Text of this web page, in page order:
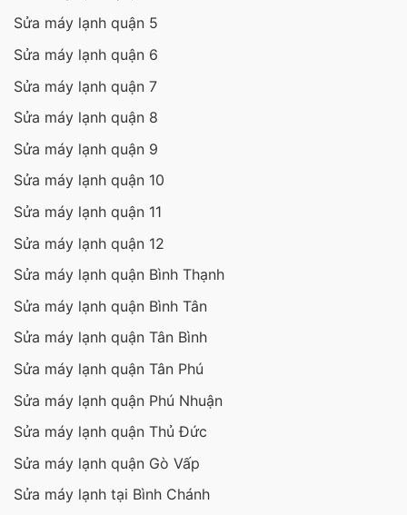
Sửa máy lạnh quận 5
Sửa máy lạnh quận 6
Sửa máy lạnh quận 7
Sửa máy lạnh quận 8
Sửa máy lạnh quận 9
Sửa máy lạnh quận 10
Sửa máy lạnh quận 11
Sửa máy lạnh quận 12
Sửa máy lạnh quận Bình Thạnh
Sửa máy lạnh quận Bình Tân
Sửa máy lạnh quận Tân Bình
Sửa máy lạnh quận Tân Phú
Sửa máy lạnh quận Phú Nhuận
Sửa máy lạnh quận Thủ Đức
Sửa máy lạnh quận Gò Vấp
Sửa máy lạnh tại Bình Chánh